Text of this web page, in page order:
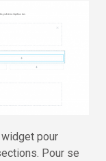
pour
Pour se